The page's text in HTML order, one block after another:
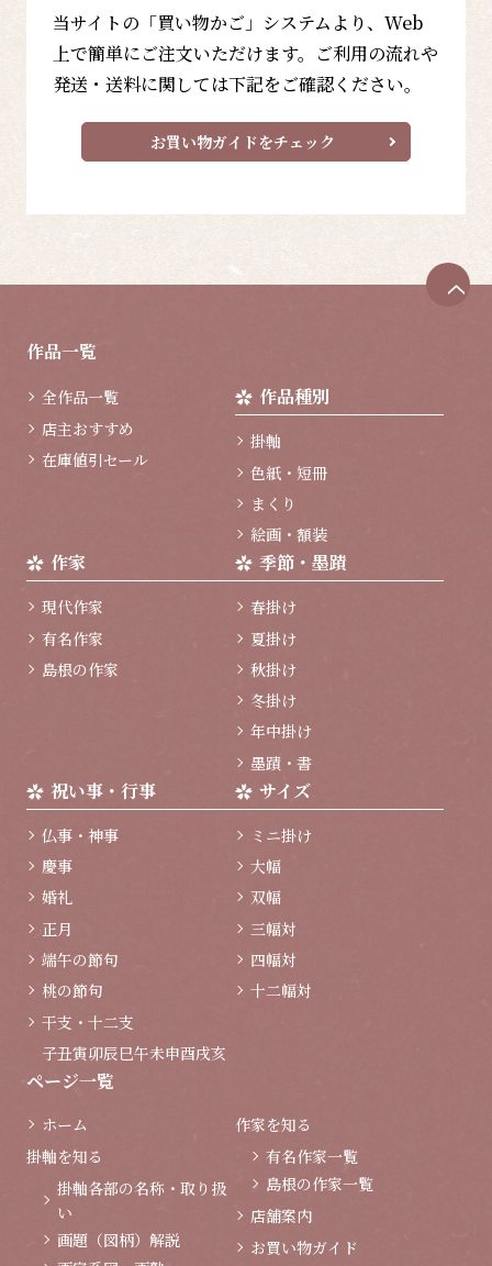
当サイトの「買い物かご」システムより、Web
上で簡単にご注文いただけます。ご利用の流れや
発送・送料に関しては下記をご確認ください。
お買い物ガイドをチェック
作品一覧
全作品一覧
店主おすすめ
在庫値引セール
作品種別
掛軸
色紙・短冊
まくり
絵画・額装
作家
現代作家
有名作家
島根の作家
季節・墨蹟
春掛け
夏掛け
秋掛け
冬掛け
年中掛け
墨蹟・書
祝い事・行事
仏事・神事
慶事
婚礼
正月
端午の節句
桃の節句
干支・十二支
子丑寅卯辰巳午未申酉戌亥
サイズ
ミニ掛け
大幅
双幅
三幅対
四幅対
十二幅対
ページ一覧
ホーム
掛軸を知る
掛軸各部の名称・取り扱
い
画題（図柄）解説
作家を知る
有名作家一覧
島根の作家一覧
店舗案内
お買い物ガイド
ペ